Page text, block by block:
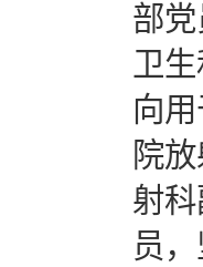
部
卫
向
院
射
员